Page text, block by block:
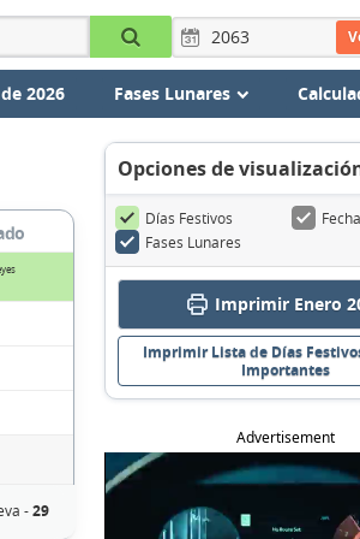
2026 Fases Lunares
-29
Opciones de
Días Festivos
Fases Lunares
Imprimir Enero
Imprimir Lista de Días
Importantes
Advertisement